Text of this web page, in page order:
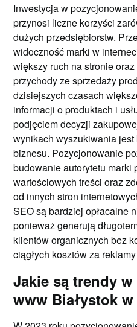
Inwestycja w
przynosi liczne korzyści
dużych przedsiębiorstw.
widoczność marki w
większy ruch na stronie
przychody ze sprzedaży
dzisiejszych czasach
informacji o produktach i
podjęciem decyzji
wynikach wyszukiwania
biznesu. Pozycjonowanie
budowanie autorytetu marki
wartościowych treści oraz
od innych stron
SEO są bardziej opłacalne
ponieważ generują
klientów organicznych bez
ciągłych kosztów za reklamy
Jakie są trendy
www Białystok w